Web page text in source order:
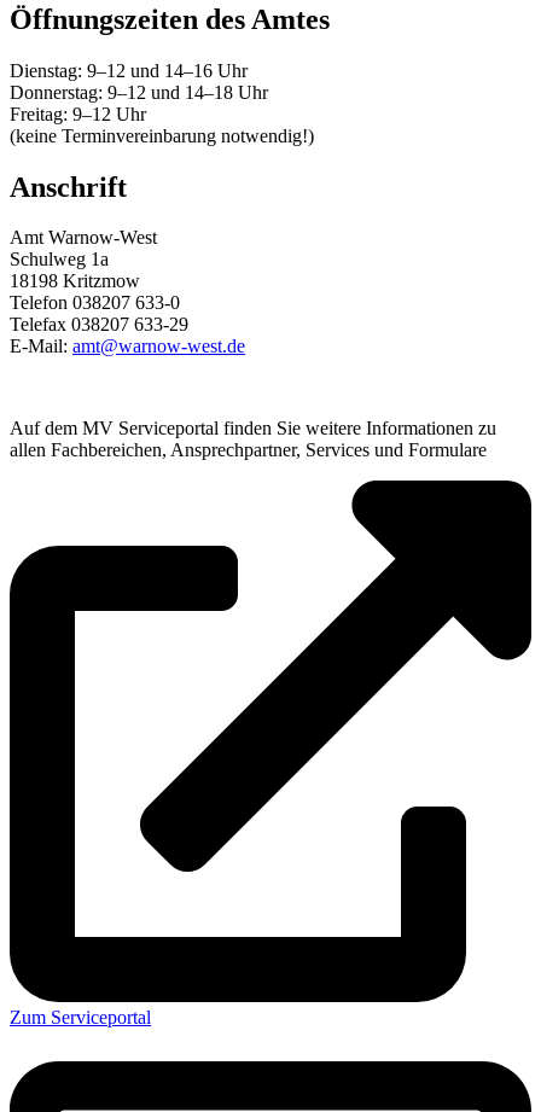
Öffnungszeiten des Amtes
Dienstag: 9–12 und 14–16 Uhr
Donnerstag: 9–12 und 14–18 Uhr
Freitag: 9–12 Uhr
(keine Terminvereinbarung notwendig!)
Anschrift
Amt Warnow-West
Schulweg 1a
18198 Kritzmow
Telefon 038207 633-0
Telefax 038207 633-29
E-Mail: amt@warnow-west.de
Auf dem MV Serviceportal finden Sie weitere Informationen zu
allen Fachbereichen, Ansprechpartner, Services und Formulare
Zum Serviceportal